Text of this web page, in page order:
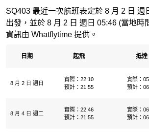
SQ403 最近一次航班表定於 8 月 2 日 週
出發，並於 8 月 2 日 週日 05:46 (當地時
資訊由 Whatflytime 提供。
日期 起飛 抵達
8 月 2 日 週日
實際：22:10
預計：21:55
實際：
預計：
8 月 4 日 週二
實際：22:46
預計：21:55
實際：
預計：